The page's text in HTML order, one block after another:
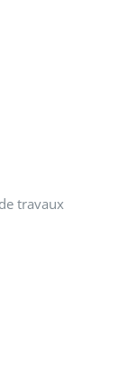
travaux